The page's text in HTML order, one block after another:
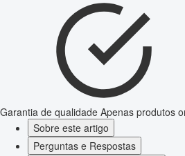
Garantia de qualidade Apenas produtos
Sobre este artigo
Perguntas e Respostas